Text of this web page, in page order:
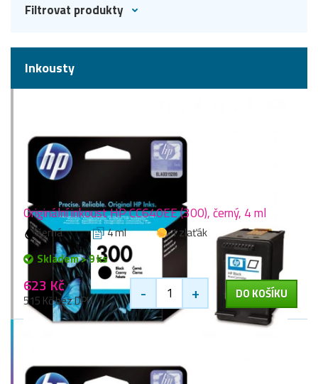
Filtrovat produkty
Inkousty
Originální inkoust HP CC640EE (300), černý, 4 ml
černá 4 ml
1 zlaťák
Skladem > 9 ks
623 Kč
515 Kč bez DPH - + DO KOŠÍKU